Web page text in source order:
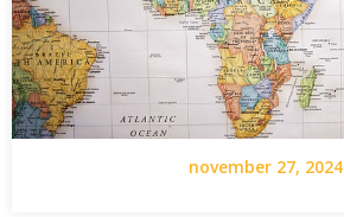
november 27, 2024